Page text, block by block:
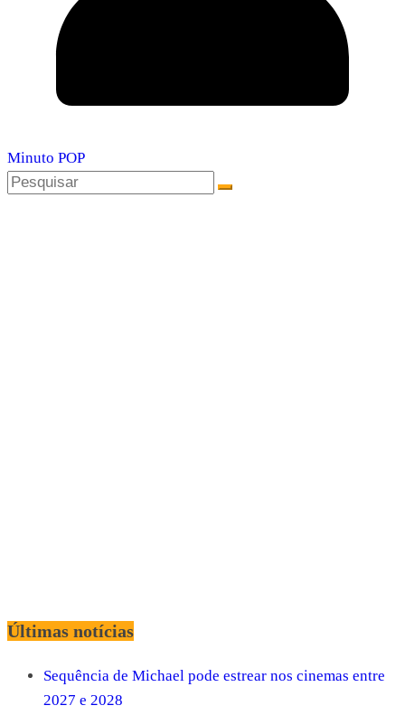
Minuto POP
Últimas notícias
Sequência de Michael pode estrear nos cinemas entre
2027 e 2028